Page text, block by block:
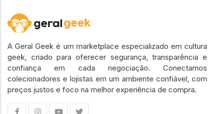
A Geral Geek é um marketplace especializado em cultura
geek, criado para oferecer segurança, transparência e
confiança em cada negociação. Conectamos
colecionadores e lojistas em um ambiente confiável, com
preços justos e foco na melhor experiência de compra.